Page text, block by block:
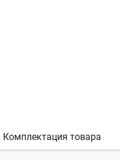
Комплектация товара